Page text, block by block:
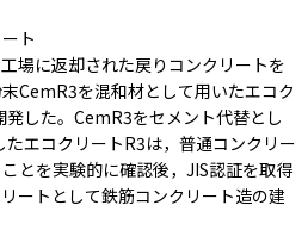
ト
場に返却された戻りコンクリートを
CemR3を混和材として用いたエコク
した。CemR3をセメント代替とし
エコクリートR3は，普通コンクリー
とを実験的に確認後，JIS認証を取得
ートとして鉄筋コンクリート造の建